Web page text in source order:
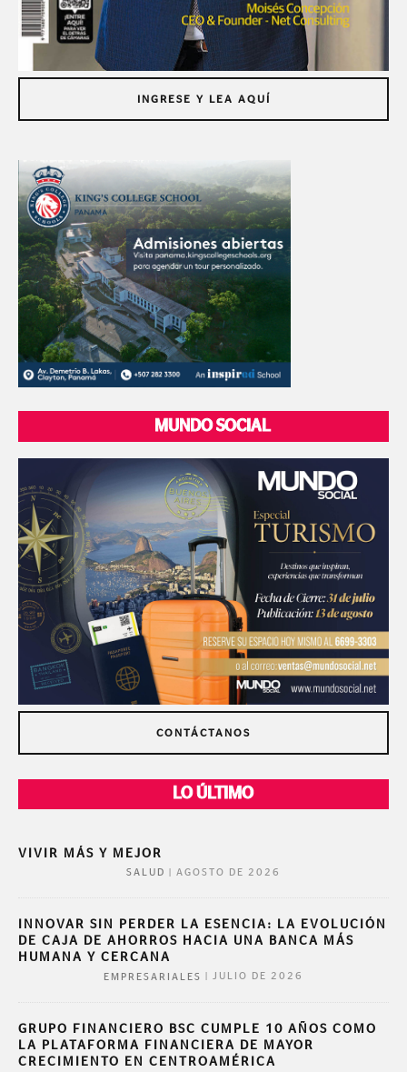
INGRESE Y LEA AQUÍ
MUNDO SOCIAL
CONTÁCTANOS
LO ÚLTIMO
VIVIR MÁS Y MEJOR
SALUD AGOSTO DE 2026
INNOVAR SIN PERDER LA ESENCIA: LA EVOLUCIÓN
DE CAJA DE AHORROS HACIA UNA BANCA MÁS
HUMANA Y CERCANA
EMPRESARIALES JULIO DE 2026
GRUPO FINANCIERO BSC CUMPLE 10 AÑOS COMO
LA PLATAFORMA FINANCIERA DE MAYOR
CRECIMIENTO EN CENTROAMÉRICA